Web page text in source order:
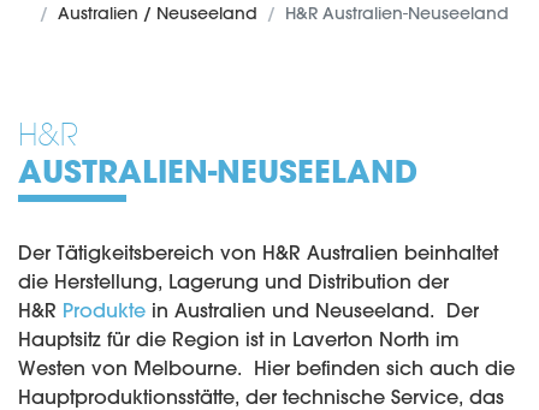
Australien / Neuseeland
H&R Australien-Neuseeland
H&R
AUSTRALIEN-NEUSEELAND
Der Tätigkeitsbereich von H&R Australien beinhaltet
die Herstellung, Lagerung und Distribution der
H&R Produkte in Australien und Neuseeland. Der
Hauptsitz für die Region ist in Laverton North im
Westen von Melbourne. Hier befinden sich auch die
Hauptproduktionsstätte, der technische Service, das